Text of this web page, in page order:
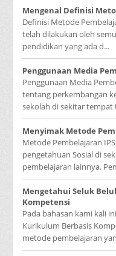
Mengenal Definisi
Definisi Metode
telah dilakukan oleh
pendidikan yang ada d...
Penggunaan Media
Penggunaan Media
tentang perkembangan
sekolah di sekitar tempat
Menyimak Metode
Metode Pembelajaran
pengetahuan Sosial di
pembelajaran lainnya.
Mengetahui Seluk
Kompetensi
Pada bahasan kami kali
Kurikulum Berbasis
metode pembelajaran